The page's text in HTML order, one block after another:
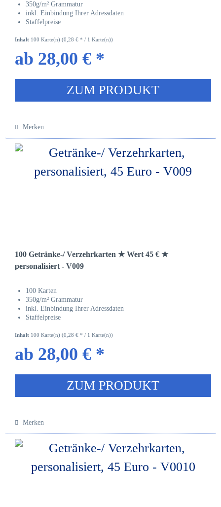
350g/m² Grammatur
inkl. Einbindung Ihrer Adressdaten
Staffelpreise
Inhalt 100 Karte(n) (0,28 € * / 1 Karte(n))
ab 28,00 € *
ZUM PRODUKT
Merken
100 Getränke-/ Verzehrkarten ★ Wert 45 € ★
personalisiert - V009
100 Karten
350g/m² Grammatur
inkl. Einbindung Ihrer Adressdaten
Staffelpreise
Inhalt 100 Karte(n) (0,28 € * / 1 Karte(n))
ab 28,00 € *
ZUM PRODUKT
Merken